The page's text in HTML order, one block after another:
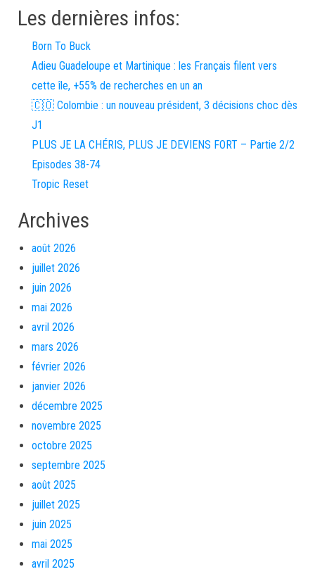
Les dernières infos:
Born To Buck
Adieu Guadeloupe et Martinique : les Français filent vers
cette île, +55% de recherches en un an
🇨🇴 Colombie : un nouveau président, 3 décisions choc dès
J1
PLUS JE LA CHÉRIS, PLUS JE DEVIENS FORT – Partie 2/2
Episodes 38-74
Tropic Reset
Archives
août 2026
juillet 2026
juin 2026
mai 2026
avril 2026
mars 2026
février 2026
janvier 2026
décembre 2025
novembre 2025
octobre 2025
septembre 2025
août 2025
juillet 2025
juin 2025
mai 2025
avril 2025